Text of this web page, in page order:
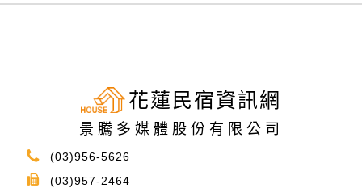
花蓮民宿資訊網
景騰多媒體股份有限公司
(03)956-5626
(03)957-2464